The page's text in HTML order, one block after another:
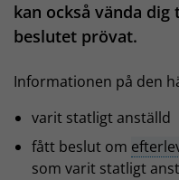
kan också vända
beslutet prövat.
Informationen på den
varit statligt anställd
fått beslut om
som varit statligt